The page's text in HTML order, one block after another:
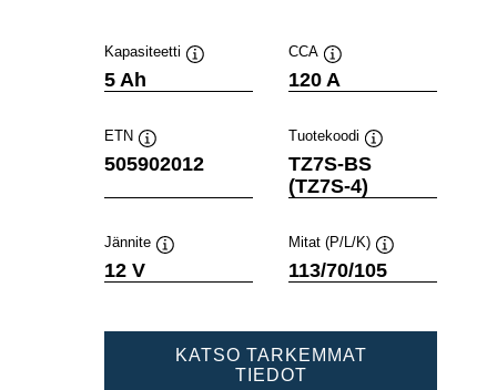
Kapasiteetti
5 Ah
CCA
Työkaluvihje
120 A
ETN
Työkaluvihje
505902012
Tuotekoodi
TZ7S-BS
(TZ7S-4)
Jännite
12 V
Mitat (P/L/K)
Työkaluvihje
113/70/105
KATSO TARKEMMAT
TIEDOTPOWERSPORTS